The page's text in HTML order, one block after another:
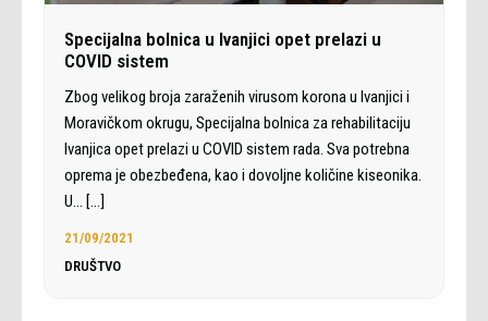
Specijalna bolnica u Ivanjici opet prelazi u
COVID sistem
Zbog velikog broja zaraženih virusom korona u Ivanjici i
Moravičkom okrugu, Specijalna bolnica za rehabilitaciju
Ivanjica opet prelazi u COVID sistem rada. Sva potrebna
oprema je obezbeđena, kao i dovoljne količine kiseonika.
U…
[…]
21/09/2021
DRUŠTVO